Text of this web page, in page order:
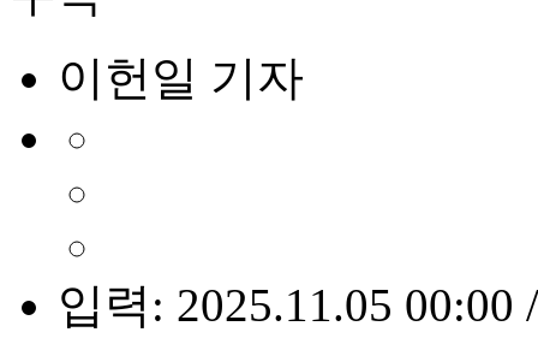
이헌일 기자
입력: 2025.11.05 00:00